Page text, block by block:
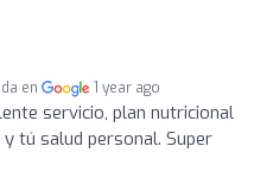
en 1 year ago
servicio, plan nutricional
tú salud personal. Super